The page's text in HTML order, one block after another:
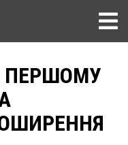
ПЕРШОМУ